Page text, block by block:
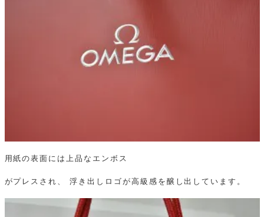
用紙の表面には上品なエンボス
がプレスされ、 浮き出しロゴが高級感を醸し出しています。